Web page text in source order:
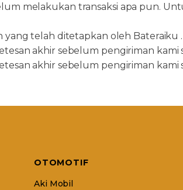
melakukan transaksi apa pun.
yang telah ditetapkan oleh Bateraiku .
akhir sebelum pengiriman kami
akhir sebelum pengiriman kami
OTOMOTIF
Aki Mobil